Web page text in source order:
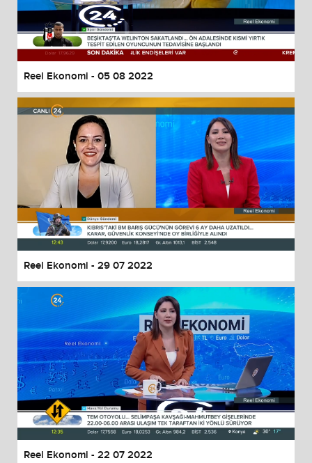
Reel Ekonomi - 05 08 2022
Reel Ekonomi - 29 07 2022
Reel Ekonomi - 22 07 2022